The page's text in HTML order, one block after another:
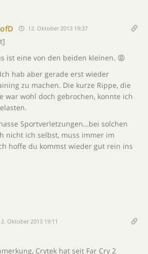
12. Oktober 2013 19:37
ist eine von den beiden kleinen. 😡
hab aber gerade erst wieder
zu machen. Die kurze Rippe, die
war wohl doch gebrochen, konnte ich
Sportverletzungen…bei solchen
nicht ich selbst, muss immer im
hoffe du kommst wieder gut rein ins
Oktober 2013 19:11
Crytek hat seit Far Cry 2